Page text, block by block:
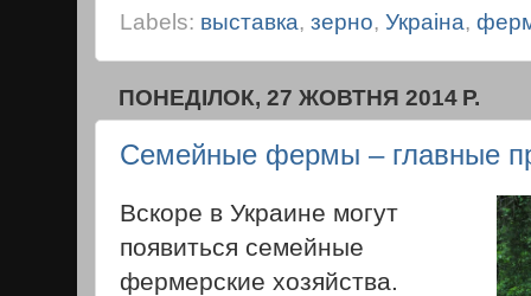
Labels: выставка, зерно, Украіна,
ПОНЕДІЛОК, 27 ЖОВТНЯ 2014 Р.
Семейные фермы – главные
Вскоре в Украине могут
появиться семейные
фермерские хозяйства.